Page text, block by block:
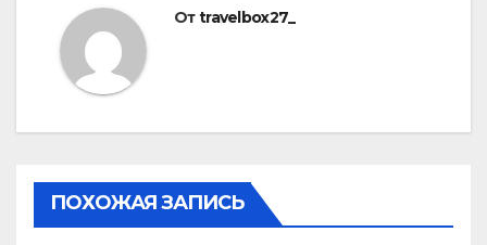
Отtravelbox27_
ПОХОЖАЯ ЗАПИСЬ